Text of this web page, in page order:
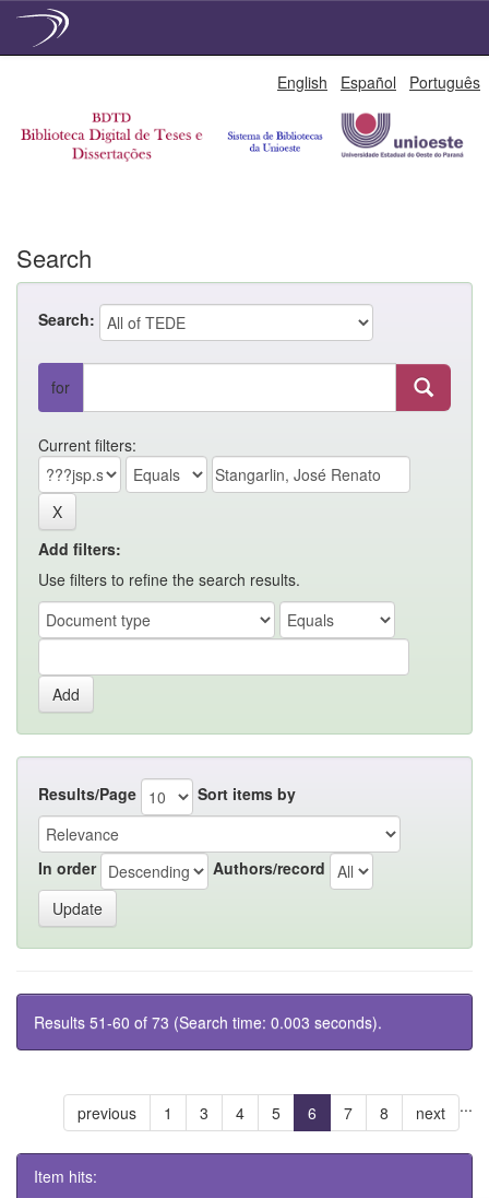
English Español Português
Search
Search:
for
Current filters:
Add filters:
Use filters to refine the search results.
Results/Page Sort items by
In order Authors/record
Results 51-60 of 73 (Search time: 0.003 seconds).
previous 1 ...
3 4 5 6 7 8 next
Item hits: